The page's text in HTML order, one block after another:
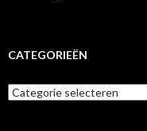
CATEGORIEËN
Categorieën